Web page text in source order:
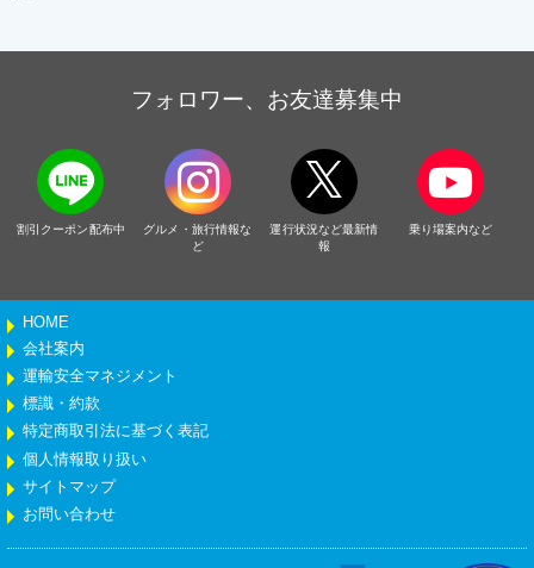
フォロワー、お友達募集中
割引クーポン配布中
グルメ・旅行情報な
ど
運行状況など最新情
報
乗り場案内など
HOME
会社案内
運輸安全マネジメント
標識・約款
特定商取引法に基づく表記
個人情報取り扱い
サイトマップ
お問い合わせ